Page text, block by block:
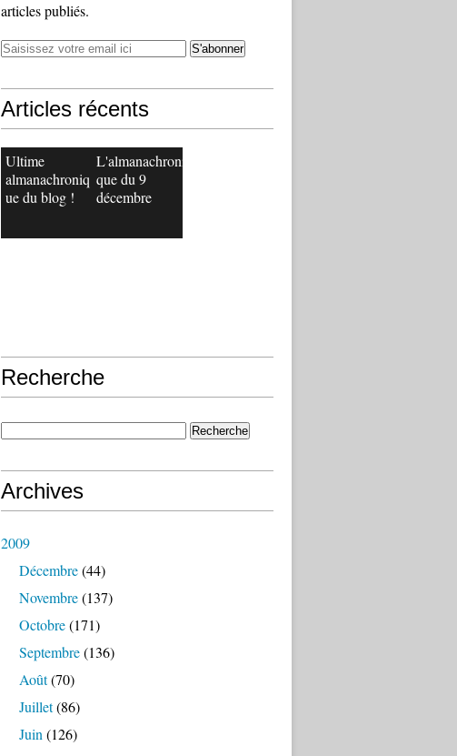
articles publiés.
Articles récents
Ultime
almanachroniq
ue du blog !
L'almanachroni
que du 9
décembre
Recherche
Archives
2009
Décembre(44)
Novembre(137)
Octobre(171)
Septembre(136)
Août(70)
Juillet(86)
Juin (126)